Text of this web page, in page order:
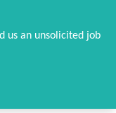
us an unsolicited job